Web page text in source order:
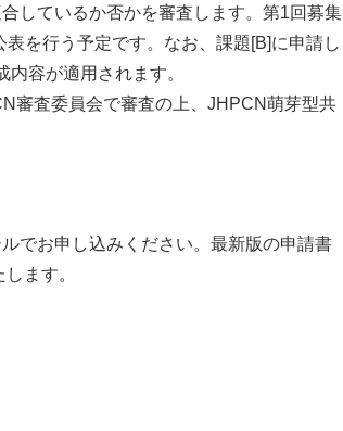
しているか否かを審査します。第1回募集
を行う予定です。なお、課題[B]に申請し
容が適用されます。
審査委員会で審査の上、JHPCN萌芽型共
でお申し込みください。最新版の申請書
ます。